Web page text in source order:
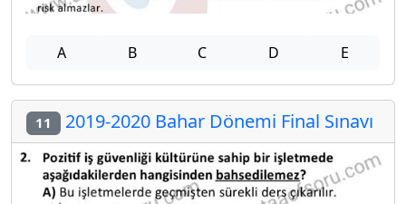
A B C D E
11 2019-2020 Bahar Dönemi Final Sınavı